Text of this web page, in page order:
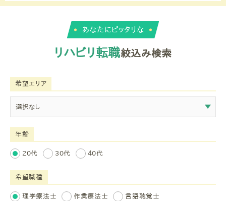
あなたにピッタリな
リハビリ転職絞込み検索
希望エリア
年齢
20代 30代 40代
希望職種
理学療法士 作業療法士 言語聴覚士